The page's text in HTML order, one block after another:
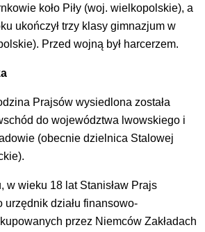
koło Piły (woj. wielkopolskie), a
ukończył trzy klasy gimnazjum w
Przed wojną był harcerzem.
Prajsów wysiedlona została
do województwa lwowskiego i
(obecnie dzielnica Stalowej
w wieku 18 lat Stanisław Prajs
urzędnik działu finansowo-
przez Niemców Zakładach